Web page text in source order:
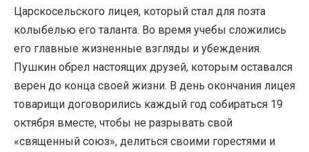
Царскосельского лицея, который стал для поэта
колыбелью его таланта. Во время учебы сложились
его главные жизненные взгляды и убеждения.
Пушкин обрел настоящих друзей, которым оставался
верен до конца своей жизни. В день окончания лицея
товарищи договорились каждый год собираться 19
октября вместе, чтобы не разрывать свой
«священный союз», делиться своими горестями и